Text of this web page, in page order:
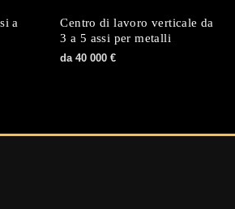
a
Centro di lavoro verticale da
3 a 5 assi per metalli
da40 000€